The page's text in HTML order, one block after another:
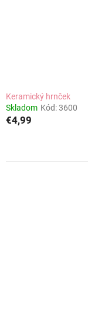
Keramický hrnček
Skladom Kód:3600
€4,99